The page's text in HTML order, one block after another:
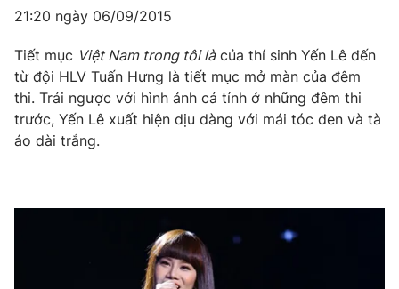
21:20 ngày 06/09/2015
Tiết mục Việt Nam trong tôi làcủa thí sinh Yến Lê đến
từ đội HLV Tuấn Hưng là tiết mục mở màn của đêm
thi. Trái ngược với hình ảnh cá tính ở những đêm thi
trước, Yến Lê xuất hiện dịu dàng với mái tóc đen và tà
áo dài trắng.